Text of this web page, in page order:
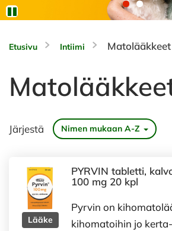
Etusivu Intiimi Matolääkkeet
Järjestä Nimen mukaan A-Z
Lääke
PYRVIN tabletti,
100 mg 20 kpl
Pyrvin on
kihomatoihin jo